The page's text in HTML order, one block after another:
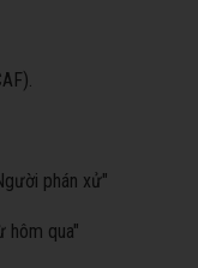
phán xử"
hôm qua"